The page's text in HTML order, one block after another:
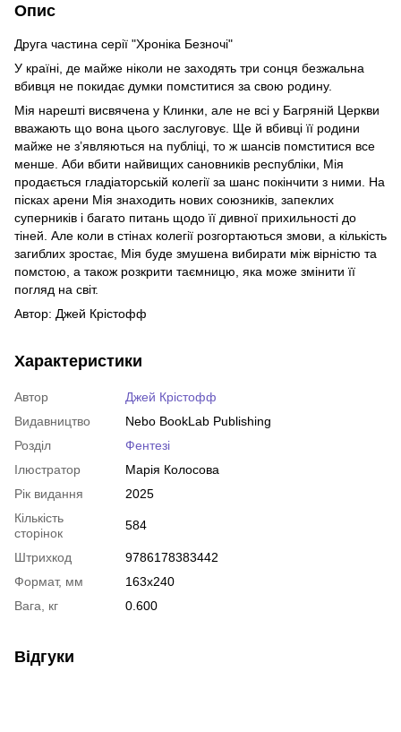
Опис
Друга частина серії "Хроніка Безночі"
У країні, де майже ніколи не заходять три сонця безжальна
вбивця не покидає думки помститися за свою родину.
Мія нарешті висвячена у Клинки, але не всі у Багряній Церкви
вважають що вона цього заслуговує. Ще й вбивці її родини
майже не з’являються на публіці, то ж шансів помститися все
менше. Аби вбити найвищих сановників республіки, Мія
продається гладіаторській колегії за шанс покінчити з ними. На
пісках арени Мія знаходить нових союзників, запеклих
суперників і багато питань щодо її дивної прихильності до
тіней. Але коли в стінах колегії розгортаються змови, а кількість
загиблих зростає, Мія буде змушена вибирати між вірністю та
помстою, а також розкрити таємницю, яка може змінити її
погляд на світ.
Автор: Джей Крістофф
Характеристики
Автор
Джей Крістофф
Видавництво
Nebo BookLab Publishing
Розділ
Фентезі
Ілюстратор
Марія Колосова
Рік видання
2025
Кількість
сторінок
584
Штрихкод
9786178383442
Формат, мм
163x240
Вага, кг
0.600
Відгуки